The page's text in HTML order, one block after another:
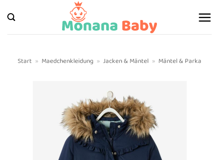
Inhalt
springen
Start » Maedchenkleidung » Jacken & Mäntel » Mäntel & Parka